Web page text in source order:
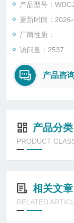
调试其材料对高
学变化或物理伤害
产品型号：
更新时间：
厂商性质：
访问量：2537
产品咨
产品分类
PRODUCT
相关文章
RELATED